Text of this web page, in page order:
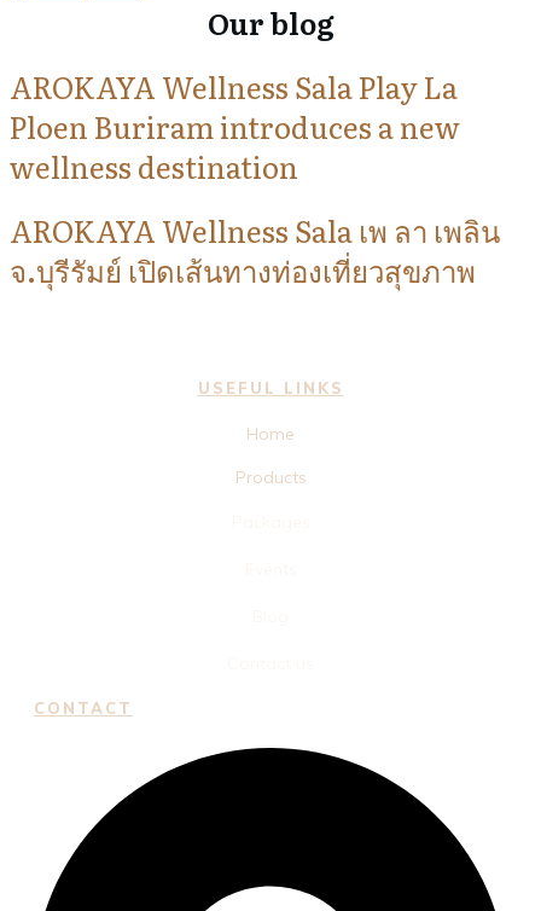
Our blog
AROKAYA Wellness Sala Play La
Ploen Buriram introduces a new
wellness destination
AROKAYA Wellness Sala เพ ลา เพลิน
จ.บุรีรัมย์ เปิดเส้นทางท่องเที่ยวสุขภาพ
USEFUL LINKS
Home
Products
CONTACT